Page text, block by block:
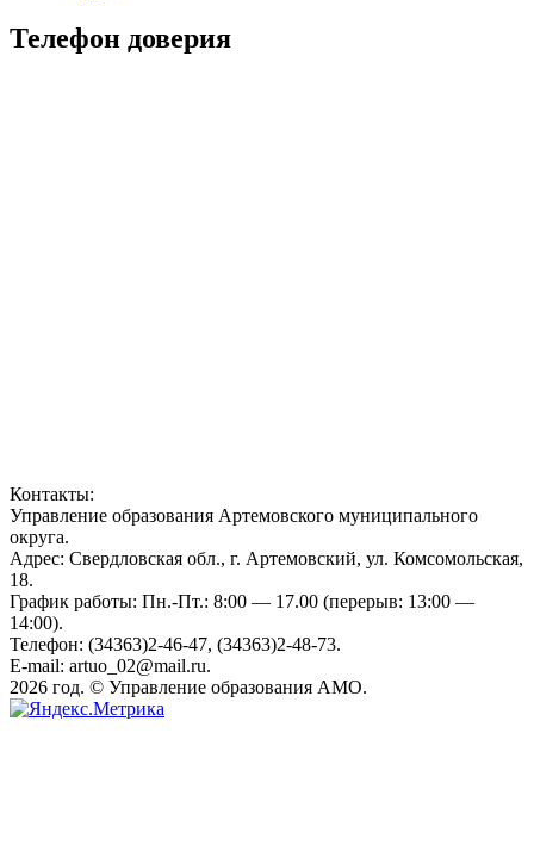
Телефон доверия
Контакты:
Управление образования Артемовского муниципального
округа.
Адрес: Свердловская обл., г. Артемовский, ул. Комсомольская,
18.
График работы: Пн.-Пт.: 8:00 — 17.00 (перерыв: 13:00 —
14:00).
Телефон: (34363)2-46-47, (34363)2-48-73.
E-mail: artuo_02@mail.ru.
2026 год. © Управление образования АМО.